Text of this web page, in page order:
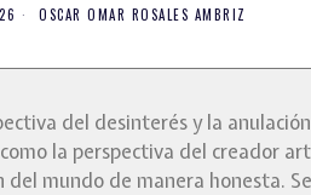
OSCAR OMAR ROSALES AMBRIZ
del desinterés y la
la perspectiva del creador
mundo de manera honesta.